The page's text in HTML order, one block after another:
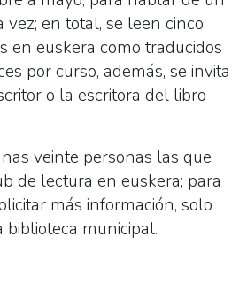
vez; en total, se leen cinco
en euskera como traducidos
por curso, además, se invita
o la escritora del libro
veinte personas las que
de lectura en euskera; para
más información, solo
municipal.